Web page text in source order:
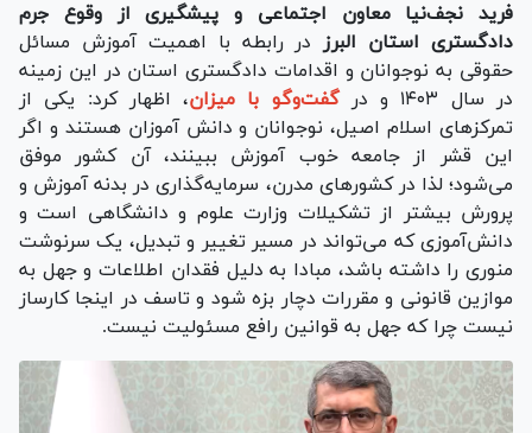
فرید نجف‌نیا
معاون اجتماعی و پیشگیری از وقوع جرم
دادگستری استان البرز در رابطه با اهمیت آموزش مسائل
حقوقی به نوجوانان و اقدامات دادگستری استان در این زمینه
در سال ۱۴۰۳ و در
گفت‌و‌گو با میزان، اظهار کرد: یکی از
تمرکز‌های اسلام اصیل، نوجوانان و دانش آموزان هستند و اگر
این قشر از جامعه خوب آموزش ببینند، آن کشور موفق
می‌شود؛ لذا در کشور‌های مدرن، سرمایه‌گذاری در بدنه آموزش و
پرورش بیشتر از تشکیلات وزارت علوم و دانشگاهی است و
دانش‌آموزی که می‌تواند در مسیر تغییر و تبدیل، یک سرنوشت
منوری را داشته باشد، مبادا به دلیل فقدان اطلاعات و جهل به
موازین قانونی و مقررات دچار بزه شود و تاسف در اینجا کارساز
نیست چرا که جهل به قوانین رافع مسئولیت نیست.